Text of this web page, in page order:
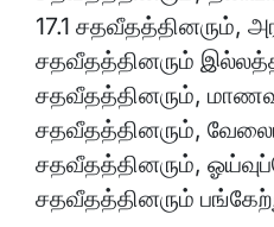
17.1 சதவீதத்தினரும்,
சதவீதத்தினரும்
சதவீதத்தினரும்,
சதவீதத்தினரும்,
சதவீதத்தினரும்,
சதவீதத்தினரும்